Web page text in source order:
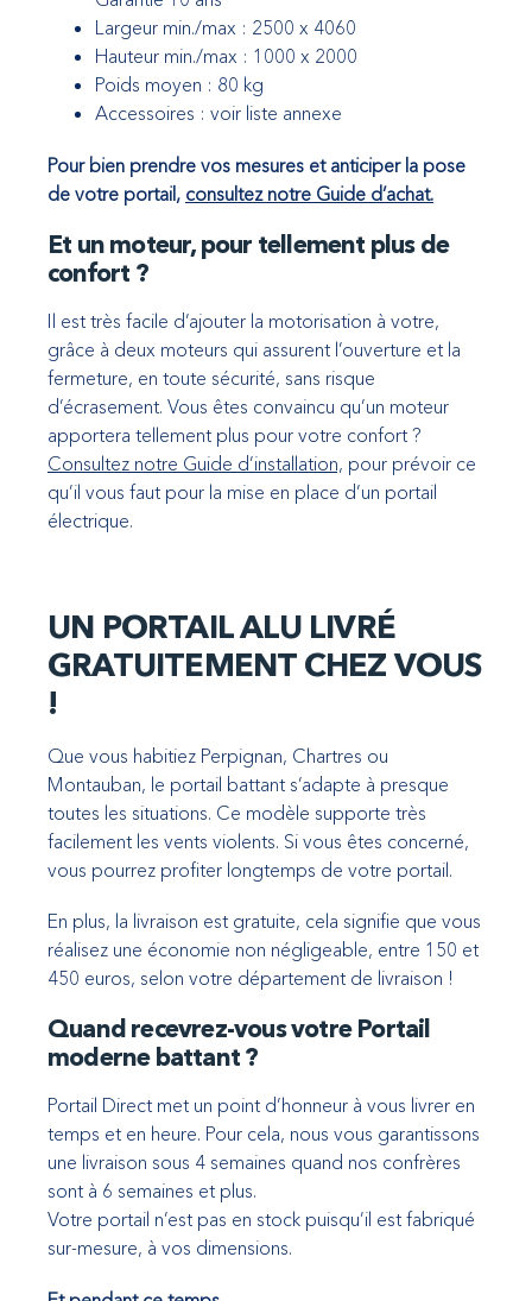
Largeur min./max : 2500 x 4060
Hauteur min./max : 1000 x 2000
Poids moyen : 80 kg
Accessoires : voir liste annexe
Pour bien prendre vos mesures et anticiper la pose
de votre portail, consultez notre Guide d’achat.
Et un moteur, pour tellement plus de
confort ?
Il est très facile d’ajouter la motorisation à votre,
grâce à deux moteurs qui assurent l’ouverture et la
fermeture, en toute sécurité, sans risque
d’écrasement. Vous êtes convaincu qu’un moteur
apportera tellement plus pour votre confort ?
Consultez notre Guide d’installation, pour prévoir ce
qu’il vous faut pour la mise en place d’un portail
électrique.
UN PORTAIL ALU LIVRÉ
GRATUITEMENT CHEZ VOUS
!
Que vous habitiez Perpignan, Chartres ou
Montauban, le portail battant s’adapte à presque
toutes les situations. Ce modèle supporte très
facilement les vents violents. Si vous êtes concerné,
vous pourrez profiter longtemps de votre portail.
En plus, la livraison est gratuite, cela signifie que vous
réalisez une économie non négligeable, entre 150 et
450 euros, selon votre département de livraison !
Quand recevrez-vous votre Portail
moderne battant ?
Portail Direct met un point d’honneur à vous livrer en
temps et en heure. Pour cela, nous vous garantissons
une livraison sous 4 semaines quand nos confrères
sont à 6 semaines et plus.
Votre portail n’est pas en stock puisqu’il est fabriqué
sur-mesure, à vos dimensions.